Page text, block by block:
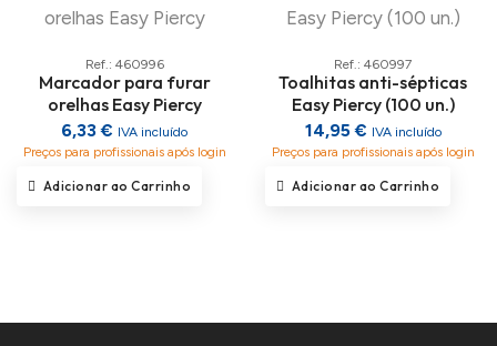
Ref.: 460996
Marcador para furar
orelhas Easy Piercy
6,33 € IVA incluído
Preços para profissionais após login
Adicionar ao Carrinho
Ref.: 460997
Toalhitas anti-sépticas
Easy Piercy (100 un.)
14,95 € IVA incluído
Preços para profissionais após login
Adicionar ao Carrinho